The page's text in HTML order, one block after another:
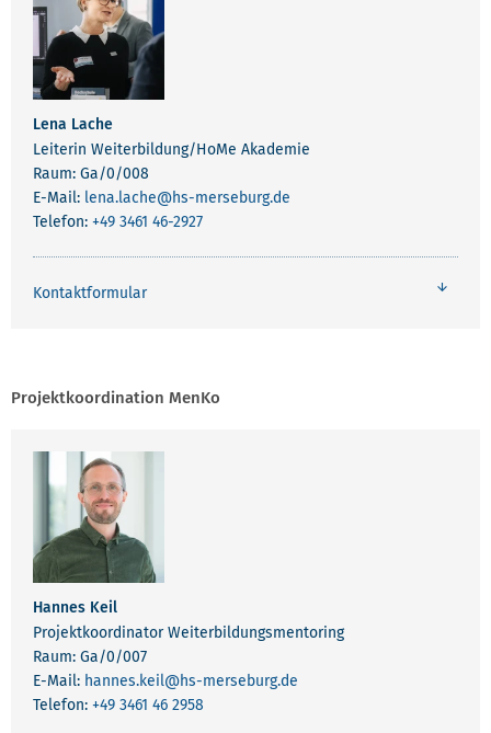
Lena Lache
Leiterin Weiterbildung/HoMe Akademie
Raum: Ga/0/008
E-Mail: lena.lache@hs-merseburg.de
Telefon: +49 3461 46-2927
Kontaktformular
Projektkoordination MenKo
Hannes Keil
Projektkoordinator Weiterbildungsmentoring
Raum: Ga/0/007
E-Mail: hannes.keil@hs-merseburg.de
Telefon: +49 3461 46 2958